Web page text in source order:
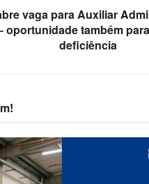
vaga para Auxiliar
oportunidade também
deficiência